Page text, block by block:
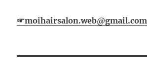
☞moihairsalon.web@gmail.com